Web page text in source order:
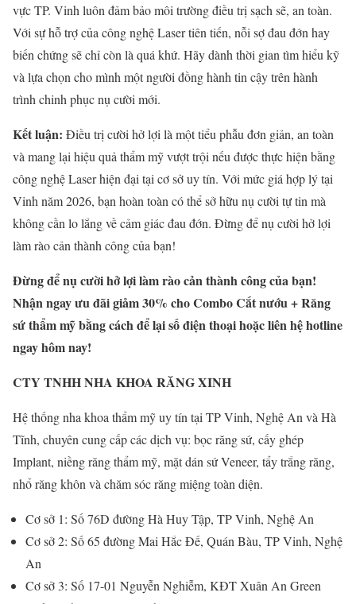
vực TP. Vinh luôn đảm bảo môi trường điều trị sạch sẽ, an toàn.
Với sự hỗ trợ của công nghệ Laser tiên tiến, nỗi sợ đau đớn hay
biến chứng sẽ chỉ còn là quá khứ. Hãy dành thời gian tìm hiểu kỹ
và lựa chọn cho mình một người đồng hành tin cậy trên hành
trình chinh phục nụ cười mới.
Kết luận: Điều trị cười hở lợi là một tiểu phẫu đơn giản, an toàn
và mang lại hiệu quả thẩm mỹ vượt trội nếu được thực hiện bằng
công nghệ Laser hiện đại tại cơ sở uy tín. Với mức giá hợp lý tại
Vinh năm 2026, bạn hoàn toàn có thể sở hữu nụ cười tự tin mà
không cần lo lắng về cảm giác đau đớn. Đừng để nụ cười hở lợi
làm rào cản thành công của bạn!
Đừng để nụ cười hở lợi làm rào cản thành công của bạn!
Nhận ngay ưu đãi giảm 30% cho Combo Cắt nướu + Răng
sứ thẩm mỹ bằng cách để lại số điện thoại hoặc liên hệ hotline
ngay hôm nay!
CTY TNHH NHA KHOA RĂNG XINH
Hệ thống nha khoa thẩm mỹ uy tín tại TP Vinh, Nghệ An và Hà
Tĩnh, chuyên cung cấp các dịch vụ: bọc răng sứ, cấy ghép
Implant, niềng răng thẩm mỹ, mặt dán sứ Veneer, tẩy trắng răng,
nhổ răng khôn và chăm sóc răng miệng toàn diện.
Cơ sở 1: Số 76D đường Hà Huy Tập, TP Vinh, Nghệ An
Cơ sở 2: Số 65 đường Mai Hắc Đế, Quán Bàu, TP Vinh, Nghệ
An
Cơ sở 3: Số 17-01 Nguyễn Nghiễm, KĐT Xuân An Green